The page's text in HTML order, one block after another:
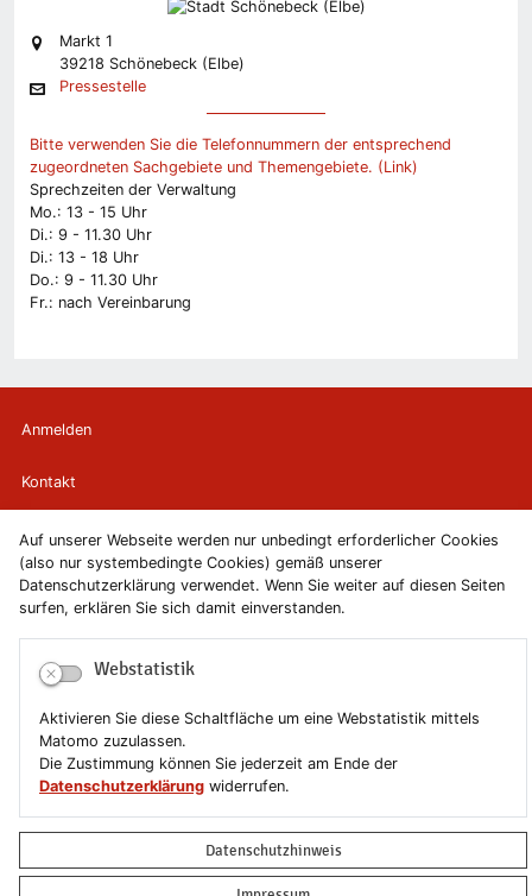
Auf unserer Webseite werden nur unbedingt erforderlicher Cookies
(also nur systembedingte Cookies) gemäß unserer
Datenschutzerklärung verwendet. Wenn Sie weiter auf diesen Seiten
surfen, erklären Sie sich damit einverstanden.
Webstatistik
Aktivieren Sie diese Schaltfläche um eine Webstatistik mittels
Matomo zuzulassen.
Die Zustimmung können Sie jederzeit am Ende der
Datenschutzerklärung widerrufen.
Datenschutzhinweis
Markt 1
39218 Schönebeck (Elbe)
Pressestelle
Bitte verwenden Sie die Telefonnummern der entsprechend
zugeordneten Sachgebiete und Themengebiete. (Link)
Sprechzeiten der Verwaltung
Mo.: 13 - 15 Uhr
Di.: 9 - 11.30 Uhr
Di.: 13 - 18 Uhr
Do.: 9 - 11.30 Uhr
Fr.: nach Vereinbarung
Anmelden
Kontakt
Newsletter
Newsletterabmeldung
Impressum
Datenschutzerklärung
Erklärung zur Barrierefreiheit
Leichte Sprache